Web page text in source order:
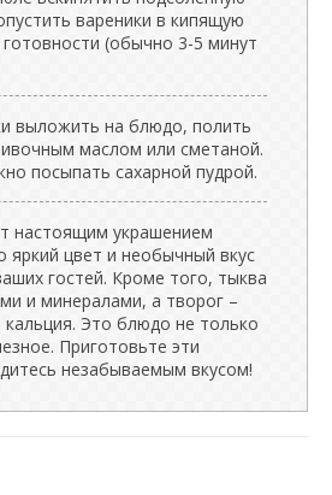
вареники в кипящую
(обычно 3-5 минут
выложить на блюдо, полить
маслом или сметаной.
посыпать сахарной пудрой.
настоящим украшением
яркий цвет и необычный вкус
гостей. Кроме того, тыква
и минералами, а творог –
кальция. Это блюдо не только
Приготовьте эти
незабываемым вкусом!